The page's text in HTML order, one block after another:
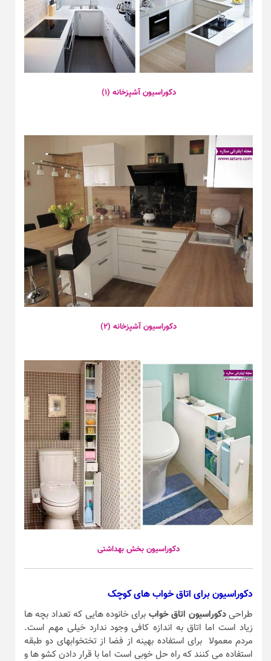
دکوراسیون آشپزخانه (۱)
دکوراسیون آشپزخانه (۲)
دکوراسیون بخش بهداشتی
دکوراسیون برای اتاق خواب های کوچک
طراحیدکوراسیون اتاق خواب برای خانوده هایی که تعداد بچه ها
زیاد است اما اتاق به اندازه کافی وجود ندارد خیلی مهم است.
مردم معمولا برای استفاده بهینه از فضا از تختخوابهای دو طبقه
استفاده می کنند که راه حل خوبی است اما با قرار دادن کشو ها و